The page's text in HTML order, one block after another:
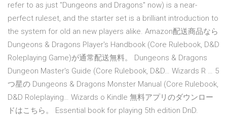
refer to as just "Dungeons and Dragons" now) is a near-
perfect ruleset, and the starter set is a brilliant introduction to
the system for old an new players alike. Amazon配送商品なら
Dungeons & Dragons Player's Handbook (Core Rulebook, D&D
Roleplaying Game)が通常配送無料。 Dungeons & Dragons
Dungeon Master's Guide (Core Rulebook, D&D… Wizards R … 5
つ星の Dungeons & Dragons Monster Manual (Core Rulebook,
D&D Roleplaying… Wizards o Kindle 無料アプリのダウンロー
ドはこちら。 Essential book for playing 5th edition DnD.